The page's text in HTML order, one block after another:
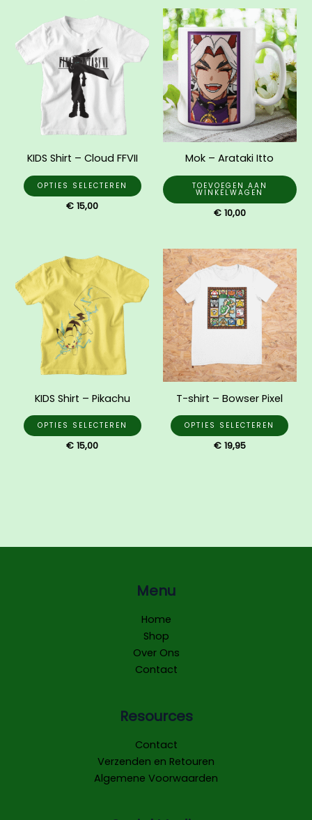
KIDS Shirt – Cloud FFVII
OPTIES SELECTEREN
product
heeft
meerdere
variaties.
Deze
optie
op
productpagina
€ 15,00
Mok – Arataki Itto
TOEVOEGEN AAN
WINKELWAGEN
€10,00
KIDS Shirt – Pikachu
OPTIES SELECTEREN
product
heeft
meerdere
variaties.
Deze
optie
worden
op
€ 15,00
T-shirt – Bowser Pixel
OPTIES SELECTEREN
Dit
Deze
kan
op
€19,95
Menu
Home
Shop
Over Ons
Contact
Resources
Contact
Verzenden en Retouren
Algemene Voorwaarden